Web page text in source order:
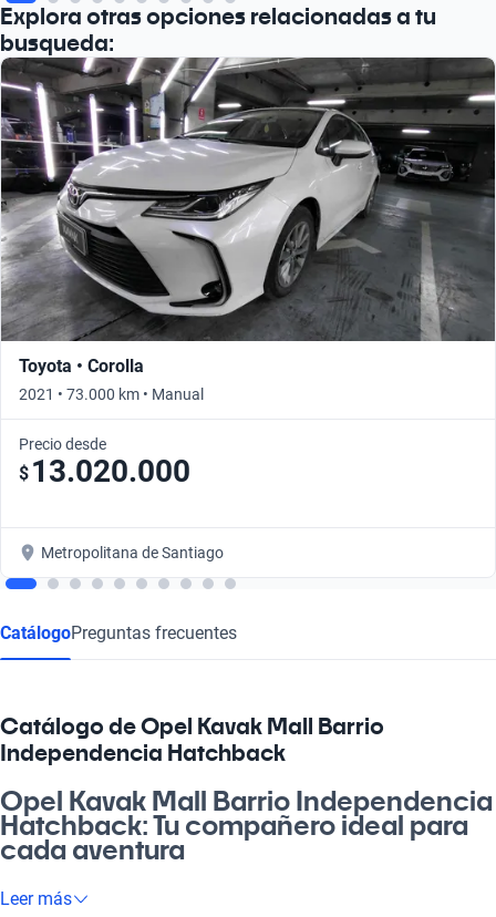
Explora otras opciones relacionadas a tu
busqueda:
Toyota • Corolla
2021 • 73.000 km • Manual
Precio desde
$ 13.020.000
Metropolitana de Santiago
CatálogoPreguntas frecuentes
Catálogo de Opel Kavak Mall Barrio
Independencia Hatchback
Opel Kavak Mall Barrio Independencia
Hatchback: Tu compañero ideal para
cada aventura
Si estás buscando un vehículo que se adapte a tu ritmo de vida,
Leer más